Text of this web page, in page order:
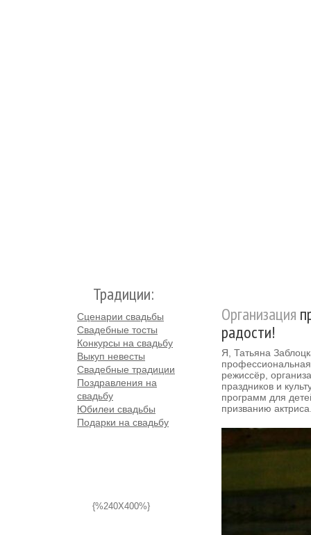
Традиции:
Сценарии свадьбы
Свадебные тосты
Конкурсы на свадьбу
Выкуп невесты
Свадебные традиции
Поздравления на
свадьбу
Юбилеи свадьбы
Подарки на свадьбу
{%240X400%}
Организация
радости!
Я, Татьяна
режиссёр,
праздников и
программ для
призванию